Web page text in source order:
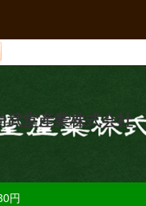
武堂産業株式会社
円